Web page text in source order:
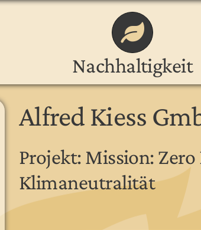
Nachhaltigkeit
Alfred Kiess
Projekt: Mission:
Klimaneutralität